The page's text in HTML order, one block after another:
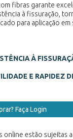
fibras garante
à fissuração,
para aplicação
À
E RAPIDEZ
Faça Login
online estão sujeitas